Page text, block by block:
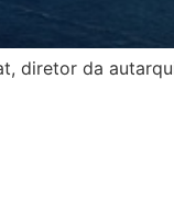
diretor da